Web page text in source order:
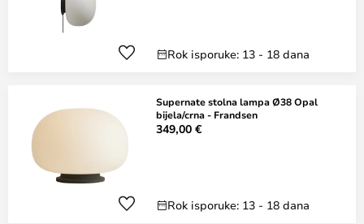
Rok isporuke: 13 - 18 dana
Supernate stolna lampa Ø38 Opal
bijela/crna - Frandsen
349,00 €
Rok isporuke: 13 - 18 dana